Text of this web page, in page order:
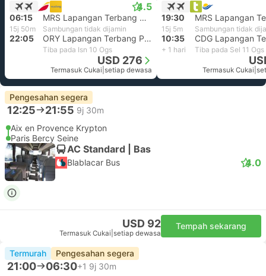
4.5
06:15 MRS Lapangan Terbang Marseille
15j 50m Sambungan tidak dijamin
22:05 ORY Lapangan Terbang Paris Orly
Tiba pada Isn 10 Ogs
USD 276
Termasuk Cukai setiap dewasa
19:30
15j 5m Sambungan tidak
10:35
+ 1 hari Tiba pada Sel 11 Ogs
Termasuk Cukai
Pengesahan segera
12:25 21:55 9j 30m
Aix en Provence Krypton
Paris Bercy Seine
AC Standard | Bas
Blablacar Bus 4.0
USD 92
Termasuk Cukai setiap dewasa
Tempah sekarang
Termurah Pengesahan segera
21:00 06:30+1 9j 30m